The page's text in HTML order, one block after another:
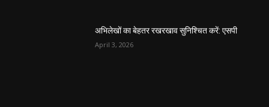
अभिलेखों का बेहतर रखरखाव सुनिश्चित करें: एसपी
April 3, 2026